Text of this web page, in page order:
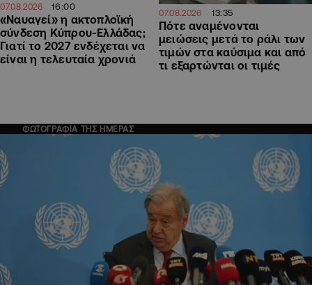
07.08.2026 16:00
«Ναυαγεί» η ακτοπλοϊκή
σύνδεση Κύπρου-Ελλάδας;
Γιατί το 2027 ενδέχεται να
είναι η τελευταία χρονιά
07.08.2026 13:35
Πότε αναμένονται
μειώσεις μετά το ράλι των
τιμών στα καύσιμα και από
τι εξαρτώνται οι τιμές
ΦΩΤΟΓΡΑΦΙΑ ΤΗΣ ΗΜΕΡΑΣ